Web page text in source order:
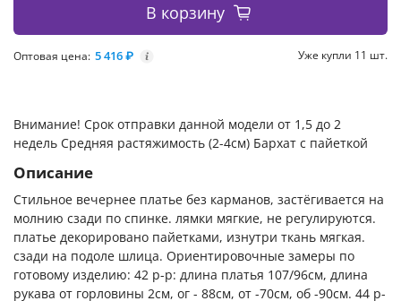
В корзину
Оптовая цена: 5 416 ₽ i Уже купли 11 шт.
Внимание! Срок отправки данной модели от 1,5 до 2
недель Средняя растяжимость (2-4см) Бархат с пайеткой
Описание
Стильное вечернее платье без карманов, застёгивается на
молнию сзади по спинке. лямки мягкие, не регулируются.
платье декорировано пайетками, изнутри ткань мягкая.
сзади на подоле шлица. Ориентировочные замеры по
готовому изделию: 42 р-р: длина платья 107/96см, длина
рукава от горловины 2см, ог - 88см, от -70см, об -90см. 44 р-